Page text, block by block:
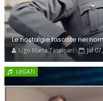
Le nostalgie fasciste nei
Ugo Maria Tassinari Jul
LEGATI